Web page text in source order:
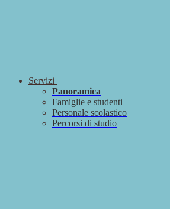
Servizi
Panoramica
Famiglie e studenti
Personale scolastico
Percorsi di studio